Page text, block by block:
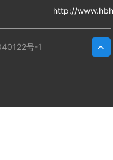
http://
号-1